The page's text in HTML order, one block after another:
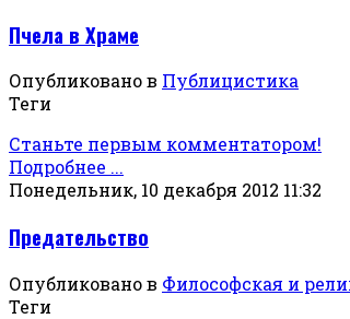
Пчела в Храме
Опубликовано в Публицистика
Теги
Станьте первым комментатором!
Подробнее ...
Понедельник, 10 декабря 2012 11:32
Предательство
Опубликовано в Философская и
Теги